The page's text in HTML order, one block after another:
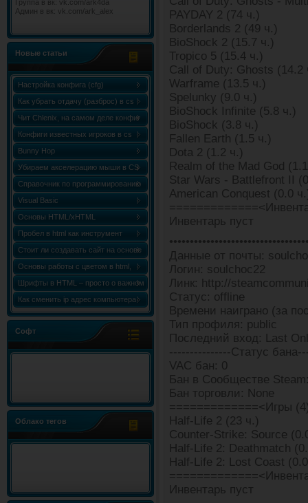
Группа в вк: vk.com/ark4da
Админ в вк: vk.com/ark_alex
Новые статьи
Настройка конфига (cfg)
Как убрать отдачу (разброс) в cs
1.6
Чит Chlenix, на самом деле конфиг
Chlenix.cfg, для knife!
Конфиги известных игроков в cs
Bunny Hop
Убираем акселерацию мыши в CS
Справочник по программированию
«Сборник статей по C++ (C++
World)»
Visual Basic
Основы HTML/xHTML
Пробел в html как инструмент
форматирования
Стоит ли создавать сайт на основе
html шаблона?
Основы работы с цветом в html,
таблица и коды цветов
Шрифты в HTML – просто о важном
Как сменить ip адрес компьютера
Windows 7
Софт
Облако тегов
PAYDAY 2 (74 ч.)
Borderlands 2 (49 ч.)
BioShock 2 (15.7 ч.)
Tropico 5 (15.4 ч.)
Call of Duty: Ghosts (14.2
Warframe (13.5 ч.)
Spelunky (9.0 ч.)
BioShock Infinite (5.8 ч.)
BioShock (3.8 ч.)
Fallen Earth (1.5 ч.)
Dota 2 (1.2 ч.)
Realm of the Mad God
Star Wars - Battlefront II
American Conquest (0.0
Инвентарь пуст
Данные от почты:
Логин: soulchoc22
Линк: http://
Статус: offline
Времени наиграно (за
Тип профиля: public
Последний вход: Last
---------------Статус
VAC бан: 0
Бан в Сообществе
Бан торговли: None
=============<Игры
Half-Life 2 (23 ч.)
Counter-Strike: Source
Half-Life 2: Deathmatch
Half-Life 2: Lost Coast
Инвентарь пуст